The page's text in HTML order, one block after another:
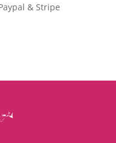
& Stripe